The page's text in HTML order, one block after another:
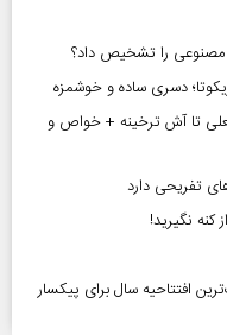
را تشخیص داد؟
دسری ساده و خوشمزه
تا آش ترخینه + خواص و
تفریحی دارد
نگیرید!